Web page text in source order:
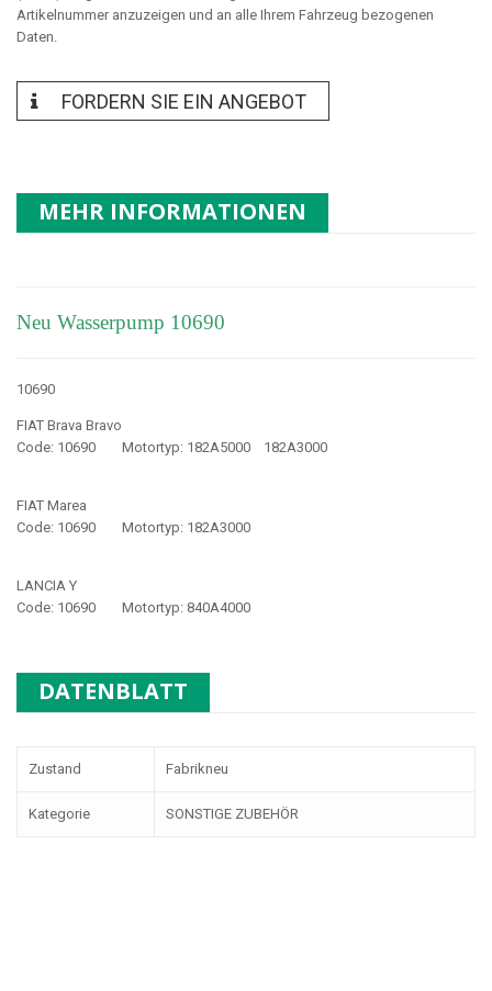
Artikelnummer anzuzeigen und an alle Ihrem Fahrzeug bezogenen
Daten.
FORDERN SIE EIN ANGEBOT
MEHR INFORMATIONEN
Neu Wasserpump 10690
10690
FIAT Brava Bravo
Code: 10690 Motortyp: 182A5000 182A3000
FIAT Marea
Code: 10690 Motortyp: 182A3000
LANCIA Y
Code: 10690 Motortyp: 840A4000
DATENBLATT
Zustand Fabrikneu
Kategorie SONSTIGE ZUBEHÖR